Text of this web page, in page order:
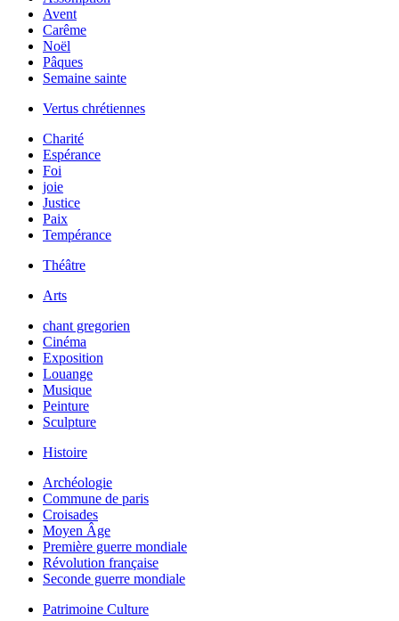
Avent
Carême
Noël
Pâques
Semaine sainte
Vertus chrétiennes
Charité
Espérance
Foi
joie
Justice
Paix
Tempérance
Théâtre
Arts
chant gregorien
Cinéma
Exposition
Louange
Musique
Peinture
Sculpture
Histoire
Archéologie
Commune de paris
Croisades
Moyen Âge
Première guerre mondiale
Révolution française
Seconde guerre mondiale
Patrimoine Culture